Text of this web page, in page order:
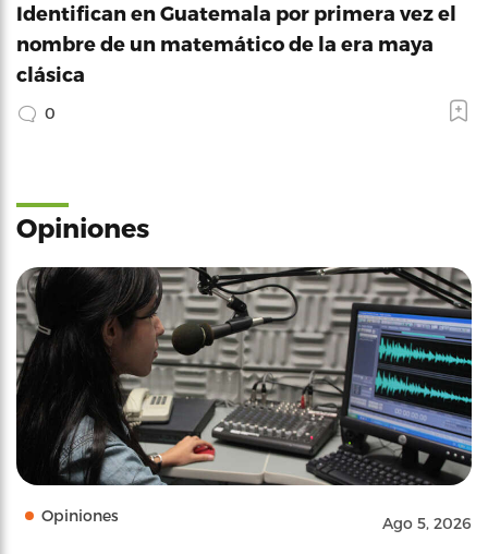
Identifican en Guatemala por primera vez el
nombre de un matemático de la era maya
clásica
0
Opiniones
Opiniones Ago 5, 2026